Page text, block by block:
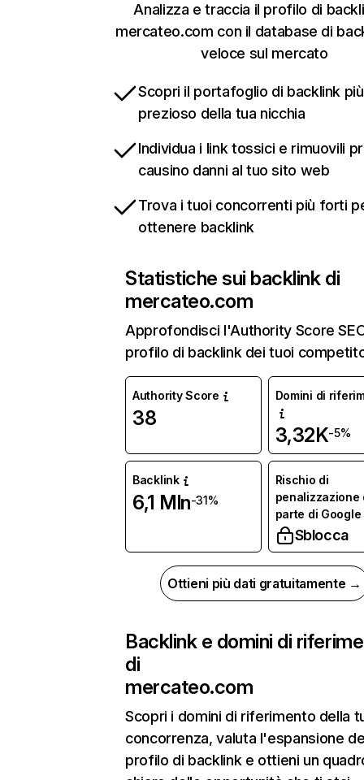
Analizza e traccia il profilo di
mercateo.com con il database di
veloce sul mercato
Scopri il portafoglio di backlink più
prezioso della tua nicchia
Individua i link tossici e rimuovili
causino danni al tuo sito web
Trova i tuoi concorrenti più forti
ottenere backlink
Statistiche sui backlink di
mercateo.com
Approfondisci l'Authority Score
profilo di backlink dei tuoi
Authority Score
38
Domini di
3,32K-5%
Backlink
6,1 Mln-31%
Rischio di
penalizzazione
parte di Google
Sblocca
Ottieni più dati gratuitamente →
Backlink e domini di
di
mercateo.com
Scopri i domini di riferimento della
concorrenza, valuta l'espansione
profilo di backlink e ottieni un